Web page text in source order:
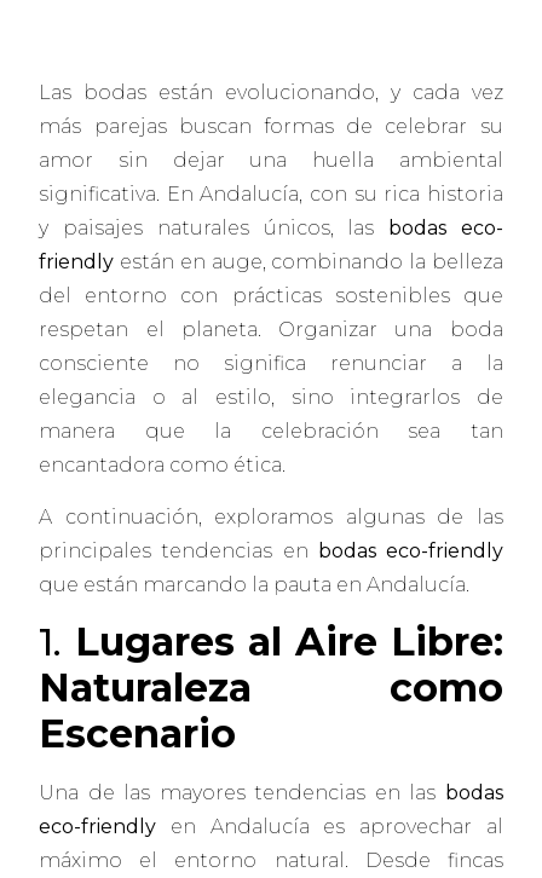
Las bodas están evolucionando, y cada vez
más parejas buscan formas de celebrar su
amor sin dejar una huella ambiental
significativa. En Andalucía, con su rica historia
y paisajes naturales únicos, las bodas eco-
friendly están en auge, combinando la belleza
del entorno con prácticas sostenibles que
respetan el planeta. Organizar una boda
consciente no significa renunciar a la
elegancia o al estilo, sino integrarlos de
manera que la celebración sea tan
encantadora como ética.
A continuación, exploramos algunas de las
principales tendencias en bodas eco-friendly
que están marcando la pauta en Andalucía.
1. Lugares al Aire Libre:
Naturaleza como
Escenario
Una de las mayores tendencias en las bodas
eco-friendly en Andalucía es aprovechar al
máximo el entorno natural. Desde fincas